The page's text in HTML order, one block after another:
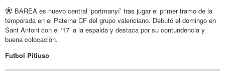
BAREA es nuevo central ‘portmanyí’ tras jugar el primer tramo de la
temporada en el Paterna CF del grupo valenciano. Debutó el domingo en
Sant Antoni con el ‘17’ a la espalda y destaca por su contundencia y
buena colocación.
Futbol Pitiuso